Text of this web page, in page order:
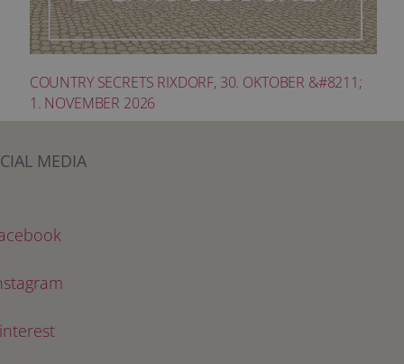
COUNTRY SECRETS RIXDORF, 30. OKTOBER &#8211;
1. NOVEMBER 2026
MEDIA